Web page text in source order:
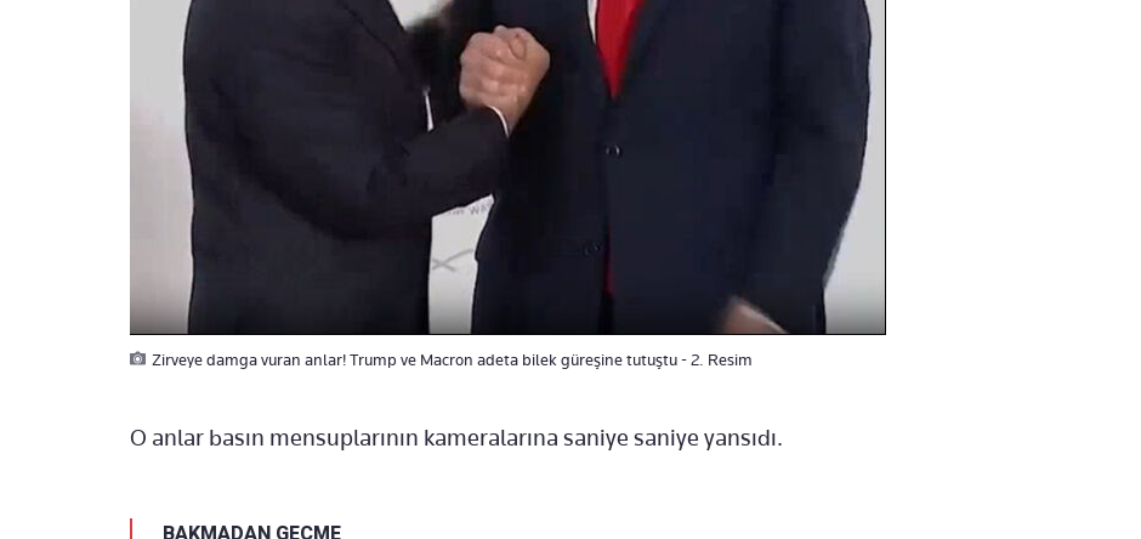
Zirveye damga vuran anlar! Trump ve Macron adeta bilek güreşine tutuştu - 2. Resim
O anlar basın mensuplarının kameralarına saniye saniye yansıdı.
BAKMADAN GEÇME